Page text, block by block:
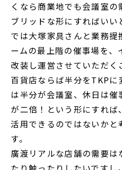
くなら商業地でも会議室の
ブリッドな形にすればいい
では大塚家具さんと業務提
ームの最上階の催事場を、
改装し運営させていただく
百貨店ならば半分をTKPに
は半分が会議室、休日は催
が二倍！という形にすれば
活用できるのではないかと
す。
廣渡 リアルな店舗の需要